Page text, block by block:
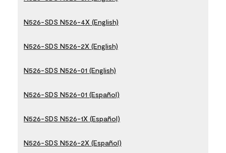
N526-SDS N526-4X (English)
N526-SDS N526-2X (English)
N526-SDS N526-01 (English)
N526-SDS N526-01 (Español)
N526-SDS N526-1X (Español)
N526-SDS N526-2X (Español)